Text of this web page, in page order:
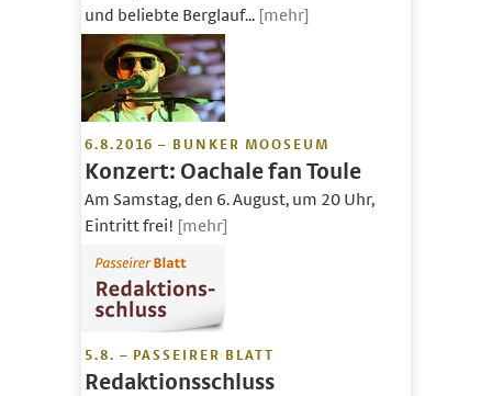
und beliebte Berglauf... [mehr]
6.8.2016 – BUNKER MOOSEUM
Konzert: Oachale fan Toule
Am Samstag, den 6. August, um 20 Uhr,
Eintritt frei! [mehr]
5.8. – PASSEIRER BLATT
Redaktionsschluss